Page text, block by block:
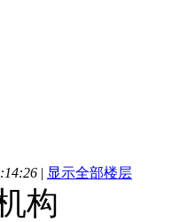
| 显示全部楼层
构